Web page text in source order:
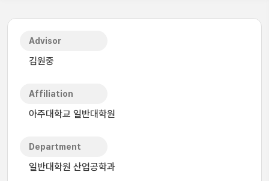
Advisor
김원중
Affiliation
아주대학교 일반대학원
Department
일반대학원 산업공학과